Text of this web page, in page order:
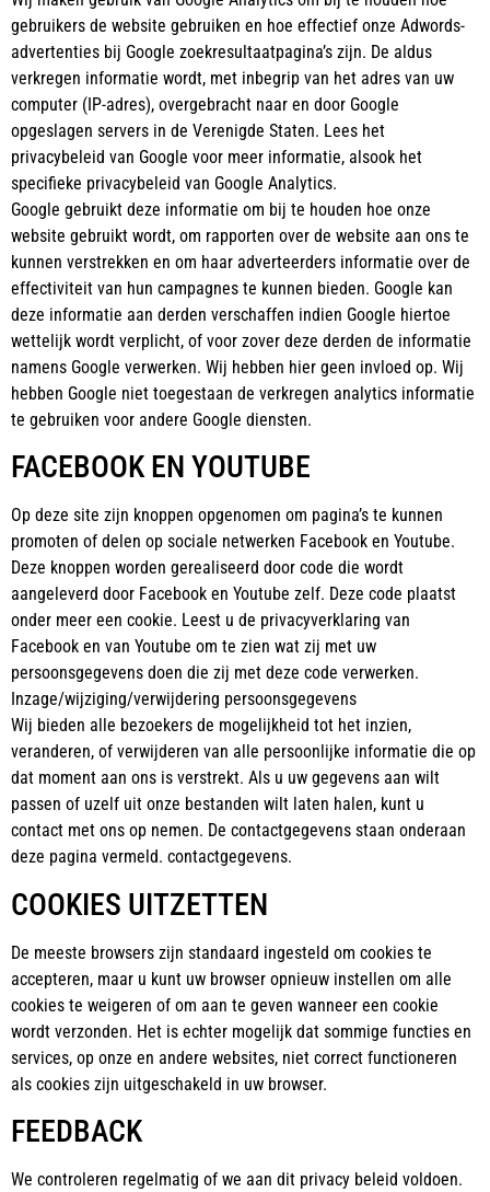
gebruikers de website gebruiken en hoe effectief onze Adwords-
advertenties bij Google zoekresultaatpagina’s zijn. De aldus
verkregen informatie wordt, met inbegrip van het adres van uw
computer (IP-adres), overgebracht naar en door Google
opgeslagen servers in de Verenigde Staten. Lees het
privacybeleid van Google voor meer informatie, alsook het
specifieke privacybeleid van Google Analytics.
Google gebruikt deze informatie om bij te houden hoe onze
website gebruikt wordt, om rapporten over de website aan ons te
kunnen verstrekken en om haar adverteerders informatie over de
effectiviteit van hun campagnes te kunnen bieden. Google kan
deze informatie aan derden verschaffen indien Google hiertoe
wettelijk wordt verplicht, of voor zover deze derden de informatie
namens Google verwerken. Wij hebben hier geen invloed op. Wij
hebben Google niet toegestaan de verkregen analytics informatie
te gebruiken voor andere Google diensten.
FACEBOOK EN YOUTUBE
Op deze site zijn knoppen opgenomen om pagina’s te kunnen
promoten of delen op sociale netwerken Facebook en Youtube.
Deze knoppen worden gerealiseerd door code die wordt
aangeleverd door Facebook en Youtube zelf. Deze code plaatst
onder meer een cookie. Leest u de privacyverklaring van
Facebook en van Youtube om te zien wat zij met uw
persoonsgegevens doen die zij met deze code verwerken.
Inzage/wijziging/verwijdering persoonsgegevens
Wij bieden alle bezoekers de mogelijkheid tot het inzien,
veranderen, of verwijderen van alle persoonlijke informatie die op
dat moment aan ons is verstrekt. Als u uw gegevens aan wilt
passen of uzelf uit onze bestanden wilt laten halen, kunt u
contact met ons op nemen. De contactgegevens staan onderaan
deze pagina vermeld. contactgegevens.
COOKIES UITZETTEN
De meeste browsers zijn standaard ingesteld om cookies te
accepteren, maar u kunt uw browser opnieuw instellen om alle
cookies te weigeren of om aan te geven wanneer een cookie
wordt verzonden. Het is echter mogelijk dat sommige functies en
services, op onze en andere websites, niet correct functioneren
als cookies zijn uitgeschakeld in uw browser.
FEEDBACK
We controleren regelmatig of we aan dit privacy beleid voldoen.